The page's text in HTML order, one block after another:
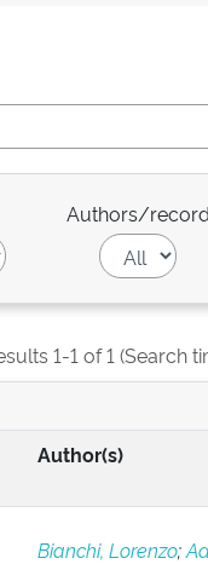
Authors/record
1-1 of 1 (Search
Author(s)
Bianchi, Lorenzo;